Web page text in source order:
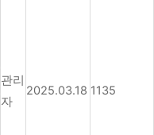
관리
자
2025.03.18 1135